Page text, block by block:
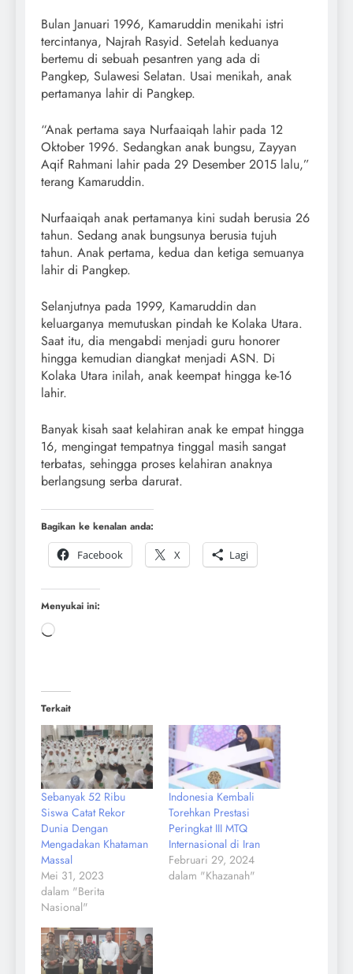
Bulan Januari 1996, Kamaruddin menikahi istri
tercintanya, Najrah Rasyid. Setelah keduanya
bertemu di sebuah pesantren yang ada di
Pangkep, Sulawesi Selatan. Usai menikah, anak
pertamanya lahir di Pangkep.
“Anak pertama saya Nurfaaiqah lahir pada 12
Oktober 1996. Sedangkan anak bungsu, Zayyan
Aqif Rahmani lahir pada 29 Desember 2015 lalu,”
terang Kamaruddin.
Nurfaaiqah anak pertamanya kini sudah berusia 26
tahun. Sedang anak bungsunya berusia tujuh
tahun. Anak pertama, kedua dan ketiga semuanya
lahir di Pangkep.
Selanjutnya pada 1999, Kamaruddin dan
keluarganya memutuskan pindah ke Kolaka Utara.
Saat itu, dia mengabdi menjadi guru honorer
hingga kemudian diangkat menjadi ASN. Di
Kolaka Utara inilah, anak keempat hingga ke-16
lahir.
Banyak kisah saat kelahiran anak ke empat hingga
16, mengingat tempatnya tinggal masih sangat
terbatas, sehingga proses kelahiran anaknya
berlangsung serba darurat.
Bagikan ke kenalan anda:
Facebook
X Lagi
Menyukai ini:
Terkait
Sebanyak 52 Ribu
Siswa Catat Rekor
Dunia Dengan
Mengadakan Khataman
Massal
Mei 31, 2023
dalam "Berita
Nasional"
Indonesia Kembali
Torehkan Prestasi
Peringkat III MTQ
Internasional di Iran
Februari 29, 2024
dalam "Khazanah"